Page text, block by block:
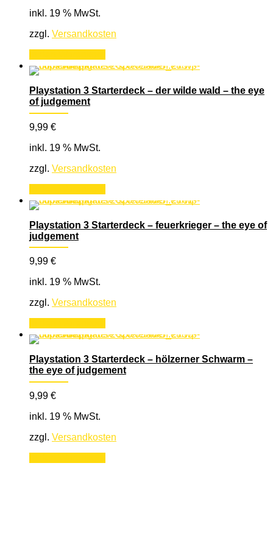
inkl. 19 % MwSt.
zzgl. Versandkosten
Playstation 3 Starterdeck – der wilde wald – the eye
of judgement
9,99 €
inkl. 19 % MwSt.
zzgl. Versandkosten
Playstation 3 Starterdeck – feuerkrieger – the eye of
judgement
9,99 €
inkl. 19 % MwSt.
zzgl. Versandkosten
Playstation 3 Starterdeck – hölzerner Schwarm –
the eye of judgement
9,99 €
inkl. 19 % MwSt.
zzgl. Versandkosten